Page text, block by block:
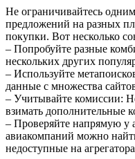
Не ограничивайтесь
предложений на разных
покупки. Вот несколько
– Попробуйте разные
нескольких других
– Используйте
данные с множества
– Учитывайте комиссии:
взимать дополнительные
– Проверяйте напрямую у
авиакомпаний можно
недоступные на